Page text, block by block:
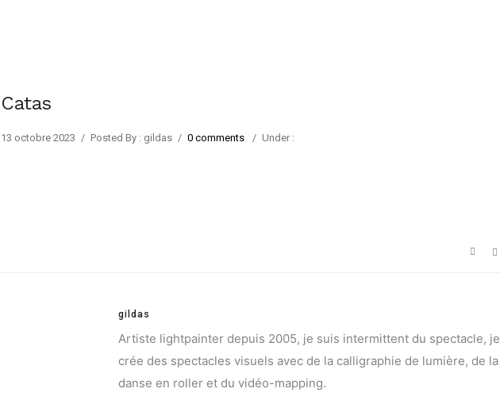
Catas
13 octobre 2023 / Posted By : gildas / 0 comments / Under :
gildas
Artiste lightpainter depuis 2005, je suis intermittent du spectacle, je
crée des spectacles visuels avec de la calligraphie de lumière, de la
danse en roller et du vidéo-mapping.